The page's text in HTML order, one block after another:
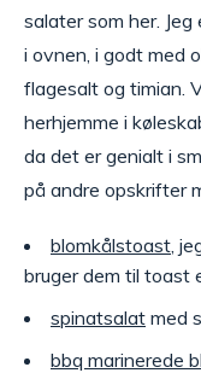
salater som her.
i ovnen, i godt med
flagesalt og timian.
herhjemme i
da det er genialt i
på andre opskrifter
blomkålstoast ,
bruger dem til toast
spinatsalat med
bbq marinerede